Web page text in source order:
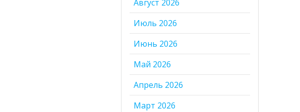
Август 2026
Июль 2026
Июнь 2026
Май 2026
Апрель 2026
Март 2026